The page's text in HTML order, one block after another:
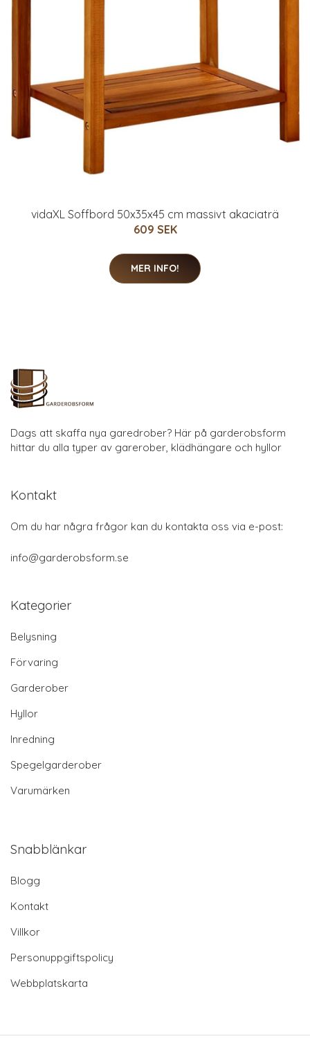
vidaXL Soffbord 50x35x45 cm massivt akaciaträ
609 SEK
MER INFO!
Dags att skaffa nya garedrober? Här på garderobsform
hittar du alla typer av garerober, klädhängare och hyllor
Kontakt
Om du har några frågor kan du kontakta oss via e-post:
info@garderobsform.se
Kategorier
Belysning
Förvaring
Garderober
Hyllor
Inredning
Spegelgarderober
Varumärken
Snabblänkar
Blogg
Kontakt
Villkor
Personuppgiftspolicy
Webbplatskarta